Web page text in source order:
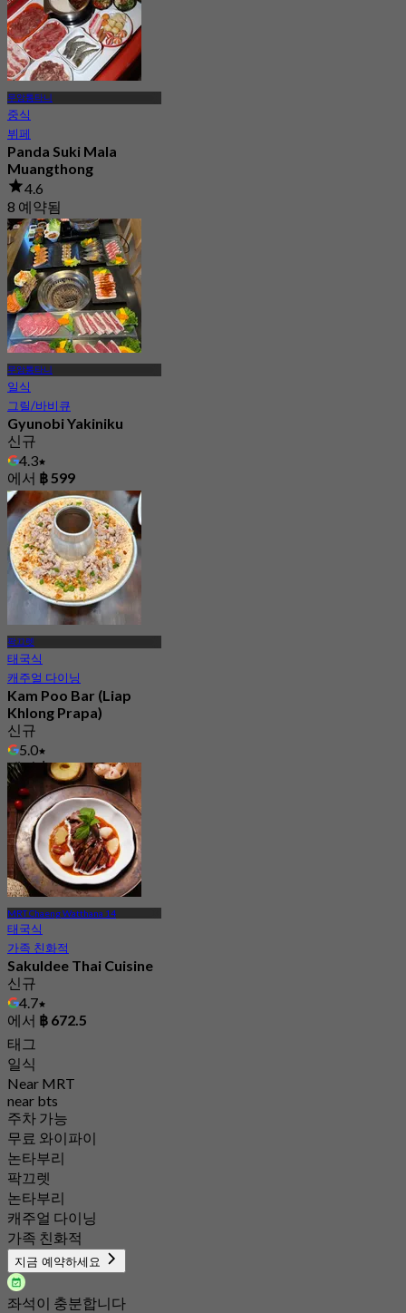
무앙통타니
중식
뷔페
Panda Suki Mala
Muangthong
4.6
8 예약됨
에서฿ 287
무앙통타니
일식
그릴/바비큐
Gyunobi Yakiniku
신규
4.3
에서 ฿ 599
팍끄렛
태국식
캐주얼 다이닝
Kam Poo Bar (Liap
Khlong Prapa)
신규
5.0
에서฿ 322.5
MRT Chaeng Watthana 14
태국식
가족 친화적
Sakuldee Thai Cuisine
신규
4.7
에서 ฿ 672.5
태그
일식
Near MRT
near bts
주차 가능
무료 와이파이
논타부리
팍끄렛
논타부리
캐주얼 다이닝
가족 친화적
지금 예약하세요
좌석이 충분합니다